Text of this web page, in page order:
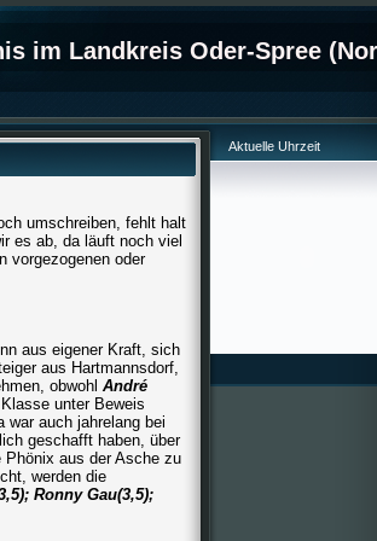
im Landkreis Oder-Spree
umschreiben, fehlt halt
es ab, da läuft noch viel
vorgezogenen oder
aus eigener Kraft, sich
aus Hartmannsdorf,
obwohl André
unter Beweis
war auch jahrelang bei
geschafft haben, über
aus der Asche zu
werden die
Ronny Gau(3,5);
Aktuelle Uhrzeit